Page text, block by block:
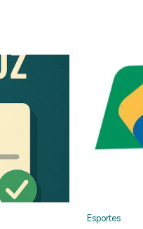
Esportes